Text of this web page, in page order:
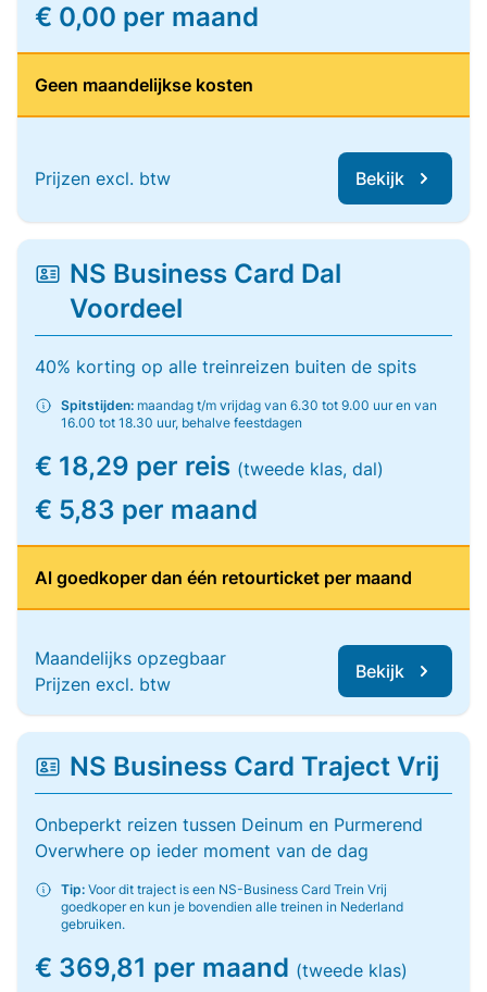
€ 0,00 per maand
Geen maandelijkse kosten
Prijzen excl. btw Bekijk
NS Business Card Dal
Voordeel
40% korting op alle treinreizen buiten de spits
Spitstijden: maandag t/m vrijdag van 6.30 tot 9.00 uur en van
16.00 tot 18.30 uur, behalve feestdagen
€ 18,29 per reis (tweede klas, dal)
€ 5,83 per maand
Al goedkoper dan één retourticket per maand
Maandelijks opzegbaar
Prijzen excl. btw
Bekijk
NS Business Card Traject Vrij
Onbeperkt reizen tussen Deinum en Purmerend
Overwhere op ieder moment van de dag
Tip: Voor dit traject is een NS-Business Card Trein Vrij
goedkoper en kun je bovendien alle treinen in Nederland
gebruiken.
€ 369,81 per maand (tweede klas)